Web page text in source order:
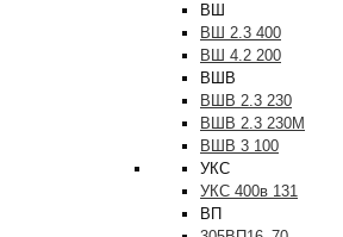
ВШ
ВШ 2.3 400
ВШ 4.2 200
ВШВ
ВШВ 2.3 230
ВШВ 2.3 230М
ВШВ 3 100
УКС
УКС 400в 131
ВП